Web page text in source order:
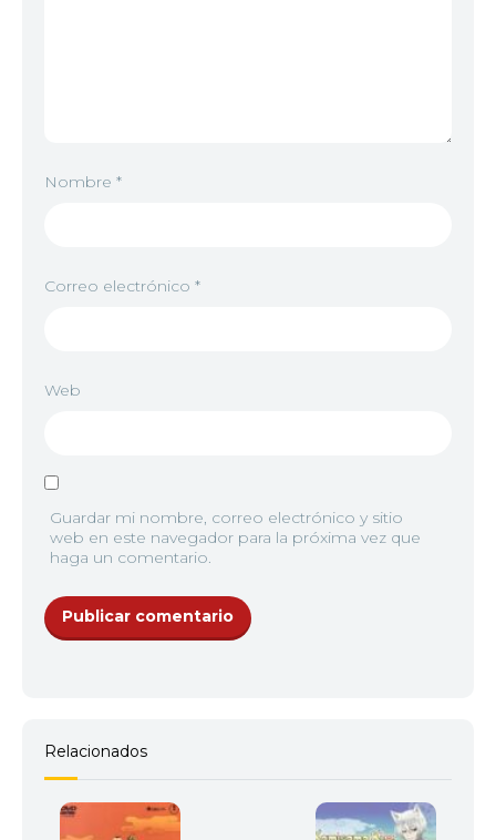
Nombre *
Correo electrónico *
Web
Guardar mi nombre, correo electrónico y sitio
web en este navegador para la próxima vez que
haga un comentario.
Relacionados